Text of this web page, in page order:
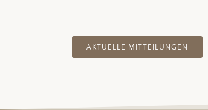
AKTUELLE MITTEILUNGEN